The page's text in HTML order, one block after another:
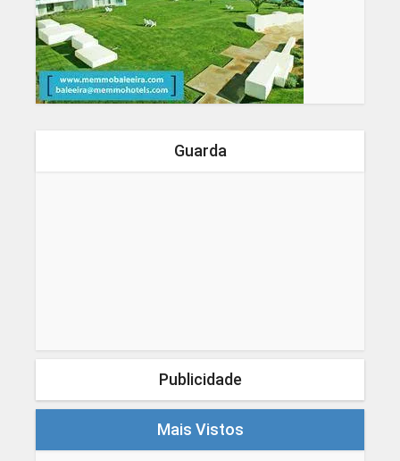
Guarda
Publicidade
Mais Vistos